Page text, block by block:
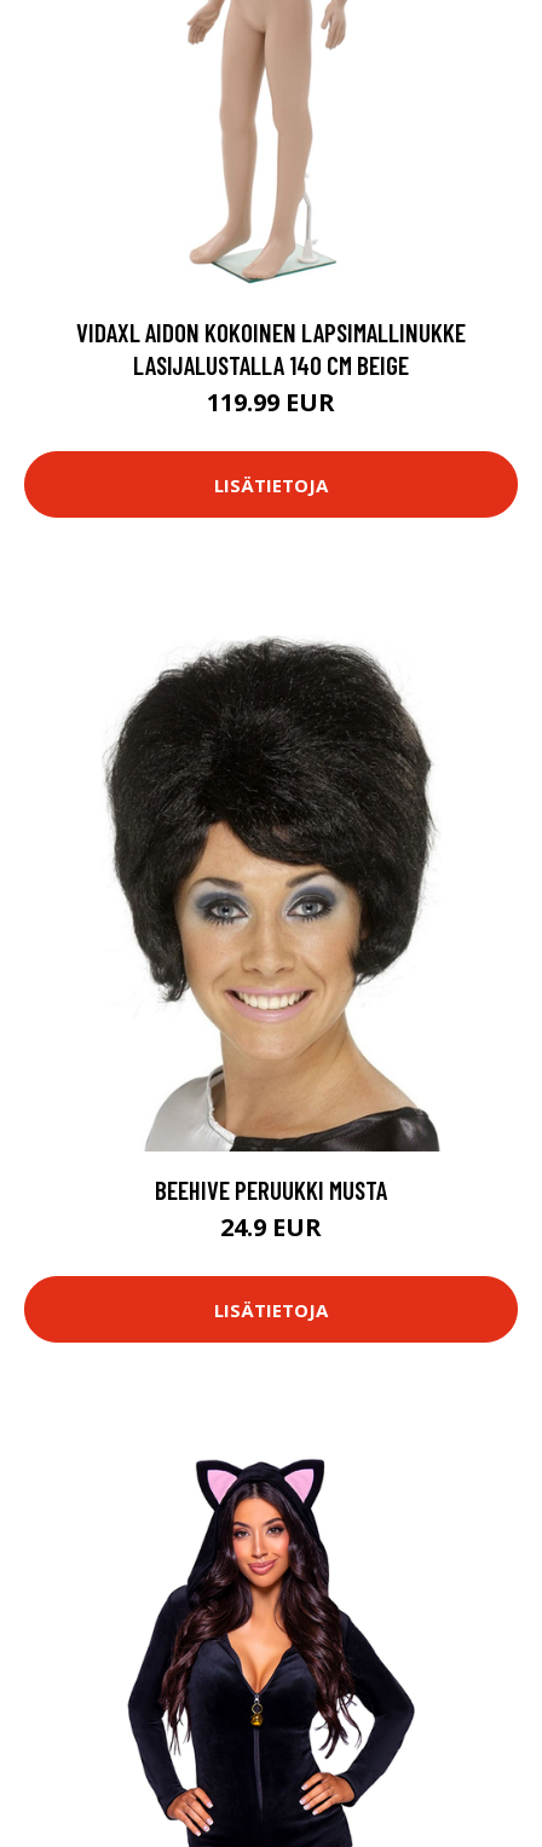
VIDAXL AIDON KOKOINEN LAPSIMALLINUKKE
LASIJALUSTALLA 140 CM BEIGE
119.99 EUR
LISÄTIETOJA
BEEHIVE PERUUKKI MUSTA
24.9 EUR
LISÄTIETOJA